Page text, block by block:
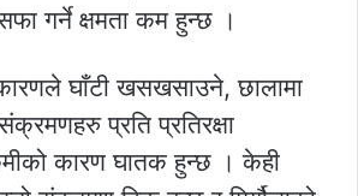
गर्ने क्षमता कम हुन्छ ।
कारणले घाँटी खसखसाउने, छालामा
प्रति प्रतिरक्षा
कारण घातक हुन्छ । केही